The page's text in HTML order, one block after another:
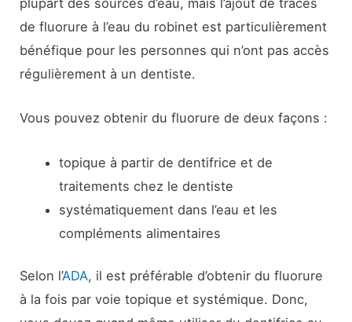
plupart des sources d’eau, mais l’ajout de traces
de fluorure à l’eau du robinet est particulièrement
bénéfique pour les personnes qui n’ont pas accès
régulièrement à un dentiste.
Vous pouvez obtenir du fluorure de deux façons :
topique à partir de dentifrice et de
traitements chez le dentiste
systématiquement dans l’eau et les
compléments alimentaires
Selon l’ADA, il est préférable d’obtenir du fluorure
à la fois par voie topique et systémique. Donc,